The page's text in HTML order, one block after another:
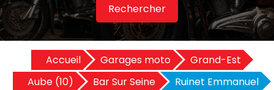
Rechercher
Accueil Garages moto
Grand-Est
Aube (10)
Bar Sur Seine Ruinet Emmanuel